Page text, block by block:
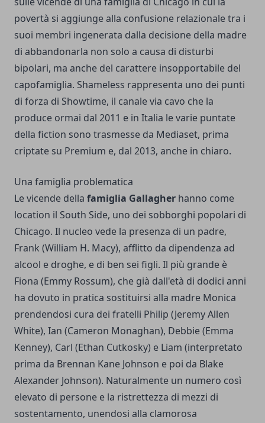
povertà si aggiunge alla confusione relazionale tra i
suoi membri ingenerata dalla decisione della madre
di abbandonarla non solo a causa di disturbi
bipolari, ma anche del carattere insopportabile del
capofamiglia. Shameless rappresenta uno dei punti
di forza di Showtime, il canale via cavo che la
produce ormai dal 2011 e in Italia le varie puntate
della fiction sono trasmesse da Mediaset, prima
criptate su Premium e, dal 2013, anche in chiaro.
Una famiglia problematica
Le vicende della famiglia Gallagher hanno come
location il South Side, uno dei sobborghi popolari di
Chicago. Il nucleo vede la presenza di un padre,
Frank (William H. Macy), afflitto da dipendenza ad
alcool e droghe, e di ben sei figli. Il più grande è
Fiona (Emmy Rossum), che già dall'età di dodici anni
ha dovuto in pratica sostituirsi alla madre Monica
prendendosi cura dei fratelli Philip (Jeremy Allen
White), Ian (Cameron Monaghan), Debbie (Emma
Kenney), Carl (Ethan Cutkosky) e Liam (interpretato
prima da Brennan Kane Johnson e poi da Blake
Alexander Johnson). Naturalmente un numero così
elevato di persone e la ristrettezza di mezzi di
sostentamento, unendosi alla clamorosa